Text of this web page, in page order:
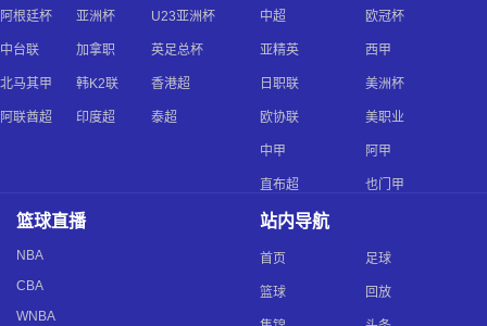
阿根廷杯 亚洲杯 U23亚洲杯
中台联 加拿职 英足总杯
北马其甲 韩K2联 香港超
阿联酋超 印度超 泰超
中超 欧冠杯
亚精英 西甲
日职联 美洲杯
欧协联 美职业
中甲 阿甲
直布超 也门甲
篮球直播
NBA
CBA
WNBA
站内导航
首页 足球
篮球 回放